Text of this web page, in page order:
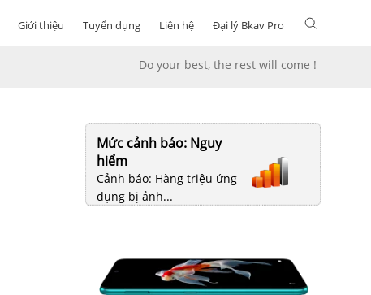
Giới thiệu Tuyển dụng Liên hệ Đại lý Bkav Pro
Do your best, the rest will come !
Mức cảnh báo: Nguy
hiểm
Cảnh báo: Hàng triệu ứng
dụng bị ảnh...